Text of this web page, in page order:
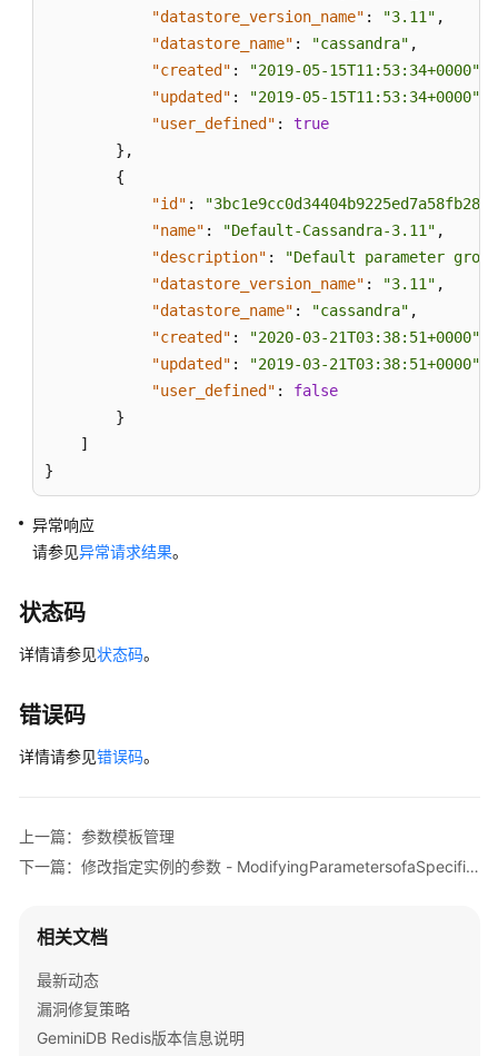
"datastore_version_name" : "3.11" ,
"datastore_name" : "cassandra" ,
"created" : "2019-05-15T11:53:34+0000"
"updated" : "2019-05-15T11:53:34+0000"
"user_defined" :
true
} ,
{
"id" :
"name" : "Default-Cassandra-3.11" ,
"description" :
"Default parameter
"datastore_version_name" : "3.11" ,
"datastore_name" : "cassandra" ,
"created" : "2020-03-21T03:38:51+0000"
"updated" : "2019-03-21T03:38:51+0000"
"user_defined" :
false
}
]
}
异常响应
请参见异常请求结果。
状态码
详情请参见状态码。
错误码
详情请参见错误码。
上一篇：参数模板管理
下一篇：修改指定实例的参数 - ModifyingParametersofaSpecifiedInstance
相关文档
最新动态
漏洞修复策略
GeminiDB Redis版本信息说明